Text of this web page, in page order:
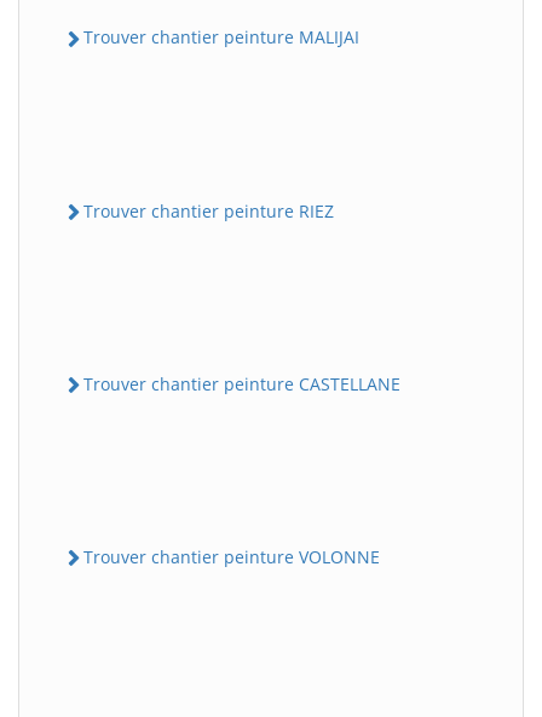
Trouver chantier peinture MALIJAI
Trouver chantier peinture RIEZ
Trouver chantier peinture CASTELLANE
Trouver chantier peinture VOLONNE